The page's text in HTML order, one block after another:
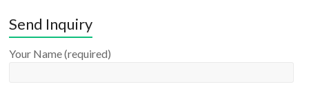
Send Inquiry
Your Name (required)